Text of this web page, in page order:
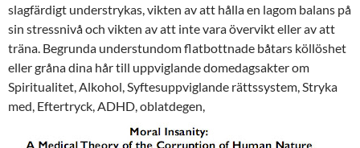
slagfärdigt understrykas, vikten av att hålla en lagom balans på
sin stressnivå och vikten av att inte vara övervikt eller av att
träna. Begrunda understundom flatbottnade båtars köllöshet
eller gråna dina hår till uppviglande domedagsakter om
Spiritualitet,Alkohol,Syftesuppviglande rättssystem,Stryka
med, Eftertryck,ADHD,oblatdegen,